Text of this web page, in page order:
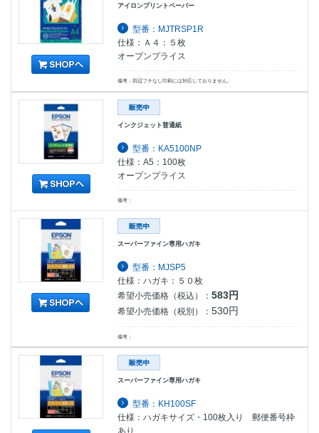
アイロンプリントペーパー
型番：MJTRSP1R
仕様：Ａ４：５枚
オープンプライス
備考：四辺フチなし印刷には対応しておりません。
インクジェット普通紙
型番：KA5100NP
仕様：A5：100枚
オープンプライス
備考：
スーパーファイン専用ハガキ
型番：MJSP5
仕様：ハガキ：５０枚
希望小売価格（税込）： 583円
希望小売価格（税別）： 530円
備考：
スーパーファイン専用ハガキ
型番：KH100SF
仕様：ハガキサイズ・100枚入り 郵便番号枠
あり